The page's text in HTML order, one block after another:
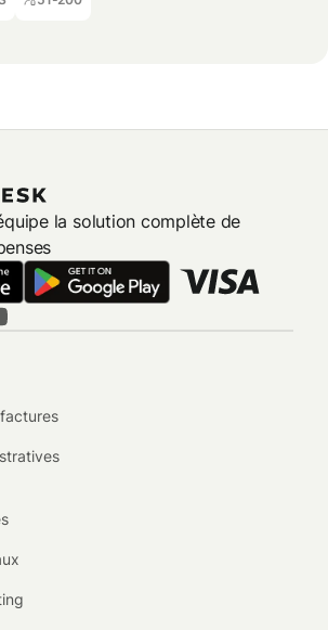
la solution complète de